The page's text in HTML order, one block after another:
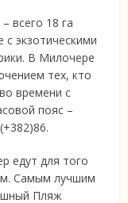
всего 18 га
экзотическими
В Милочере
тех, кто
времени с
пояс –
едут для того
Самым лучшим
Пляж